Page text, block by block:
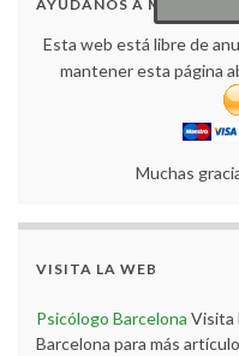
AYÚDANOS A
Esta web está libre de
mantener esta página
Muchas
VISITA LA WEB
Psicólogo Barcelona Visita
Barcelona para más